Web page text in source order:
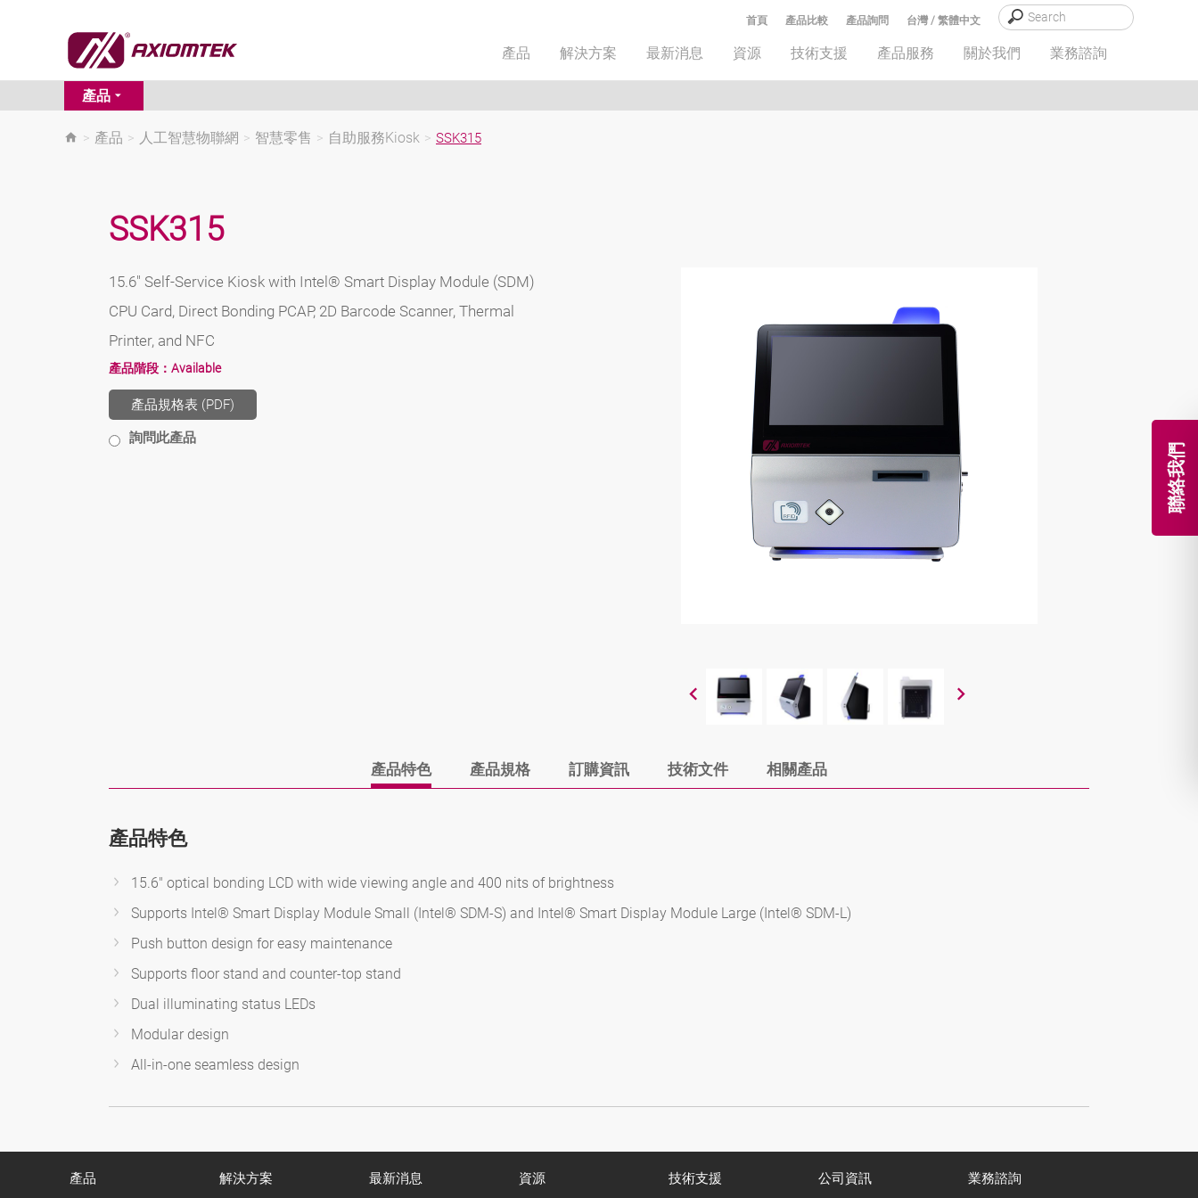
聯絡我們
台灣 / 繁體中文
產品詢問
產品比較
首頁
產品 解決方案 最新消息 資源 技術支援 產品服務 關於我們 業務諮詢
產品
> 產品 > 人工智慧物聯網 > 智慧零售 > 自助服務Kiosk > SSK315
SSK315
15.6" Self-Service Kiosk with Intel® Smart Display Module (SDM)
CPU Card, Direct Bonding PCAP, 2D Barcode Scanner, Thermal
Printer, and NFC
產品階段： Available
產品規格表 (PDF)
詢問此產品
產品特色 產品規格 訂購資訊 技術文件 相關產品
產品特色
15.6" optical bonding LCD with wide viewing angle and 400 nits of brightness
Supports Intel® Smart Display Module Small (Intel® SDM-S) and Intel® Smart Display Module Large (Intel® SDM-L)
Push button design for easy maintenance
Supports floor stand and counter-top stand
Dual illuminating status LEDs
Modular design
All-in-one seamless design
產品 解決方案 最新消息 資源 技術支援 公司資訊 業務諮詢